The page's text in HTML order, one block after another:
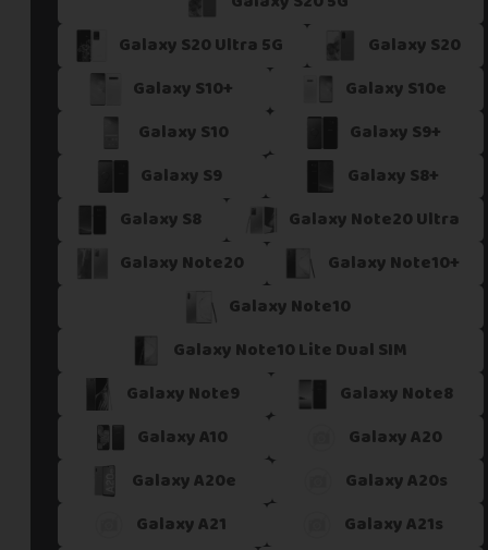
Galaxy S20 Ultra 5G
Galaxy S20
Galaxy S10+
Galaxy S10e
Galaxy S10
Galaxy S9+
Galaxy S9
Galaxy S8+
Galaxy S8
Galaxy Note20 Ultra
Galaxy Note20
Galaxy Note10+
Galaxy Note10
Galaxy Note10 Lite Dual SIM
Galaxy Note9
Galaxy Note8
Galaxy A10
Galaxy A20
Galaxy A20e
Galaxy A20s
Galaxy A21
Galaxy A21s